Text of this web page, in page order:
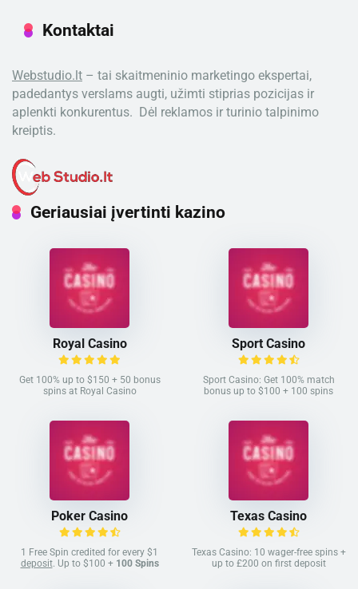
Kontaktai
Webstudio.lt – tai skaitmeninio marketingo ekspertai,
padedantys verslams augti, užimti stiprias pozicijas ir
aplenkti konkurentus. Dėl reklamos ir turinio talpinimo
kreiptis.
Geriausiai įvertinti kazino
Royal Casino
Get 100% up to $150 + 50 bonus
spins at Royal Casino
Sport Casino
Sport Casino: Get 100% match
bonus up to $100 + 100 spins
Poker Casino
1 Free Spin credited for every $1
deposit. Up to $100 + 100 Spins
Texas Casino
Texas Casino: 10 wager-free spins +
up to £200 on first deposit